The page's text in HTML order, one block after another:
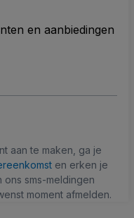
en aanbiedingen
aan te maken, ga je
en erken je
ons sms-meldingen
moment afmelden.